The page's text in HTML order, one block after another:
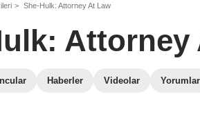
She-Hulk: Attorney At Law
Attorney
Haberler Videolar Yorumlar